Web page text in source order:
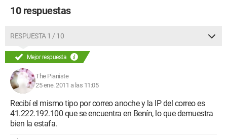
habitación que da al jardín, pequeña terraza privada orientada
al sur. El precio del
calefacción); si tiene coche, 1
100 /mes).
Para una persona o una pareja (según su elección, opción
insignificante), tranquilo. Sin ruido en el apartamento.
Estancia a corto plazo
o a largo plazo.
UBICACIÓN
El apartamento se encuentra en Ginebra, 1211
10 respuestas
RESPUESTA 1 / 10
Mejor respuesta
The Pianiste
25 ene. 2011 a las 11:05
Recibí el mismo tipo por correo anoche y la IP del correo es
41.222.192.100 que se encuentra en Benín, lo que demuestra
bien la estafa.